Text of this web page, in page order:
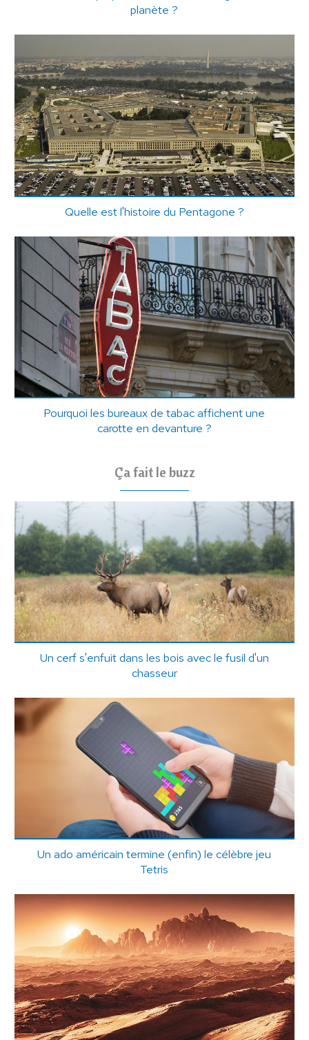
planète ?
Quelle est l'histoire du Pentagone ?
Pourquoi les bureaux de tabac affichent une
carotte en devanture ?
Ça fait le buzz
Un cerf s'enfuit dans les bois avec le fusil d'un
chasseur
Un ado américain termine (enfin) le célèbre jeu
Tetris